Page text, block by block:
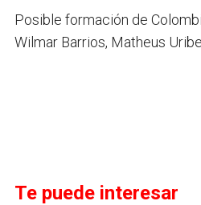
Posible formación de
Wilmar Barrios, Matheus
Te puede interesar